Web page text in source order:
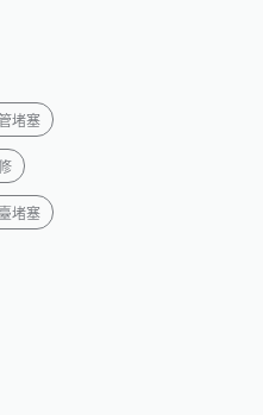
堵塞
堵塞